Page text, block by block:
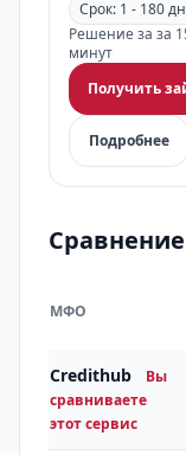
Срок: 1 - 180
Решение за за
минут
Получить
Подробнее
МФО
Credithub
Вы
сравниваете
этот сервис